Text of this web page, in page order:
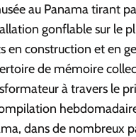
au Panama tirant
gonflable sur le
en construction et en
de mémoire
à travers le
dans de nombreux